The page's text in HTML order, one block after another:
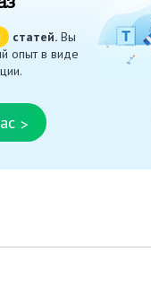
статей.Вы
опыт в виде
>